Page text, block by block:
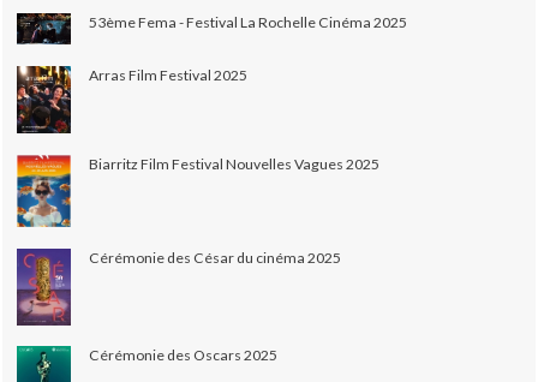
53ème Fema - Festival La Rochelle Cinéma 2025
Arras Film Festival 2025
Biarritz Film Festival Nouvelles Vagues 2025
Cérémonie des César du cinéma 2025
Cérémonie des Oscars 2025